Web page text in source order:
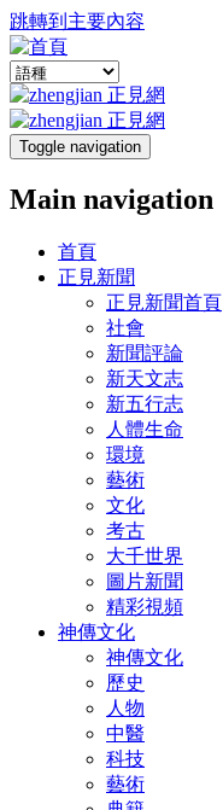
跳轉到主要內容
Toggle navigation
Main navigation
首頁
正見新聞
正見新聞首頁
社會
新聞評論
新天文志
新五行志
人體生命
環境
藝術
文化
考古
大千世界
圖片新聞
精彩視頻
神傳文化
神傳文化
歷史
人物
中醫
科技
藝術